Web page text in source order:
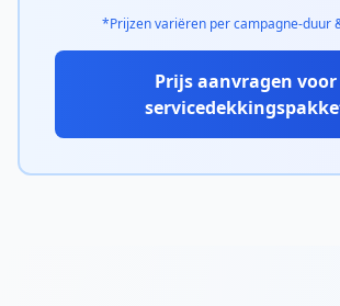
*Prijzen variëren per campagne-duur
Prijs aanvragen voor